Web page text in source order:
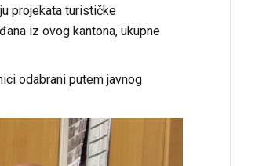
projekata turističke
iz ovog kantona, ukupne
odabrani putem javnog